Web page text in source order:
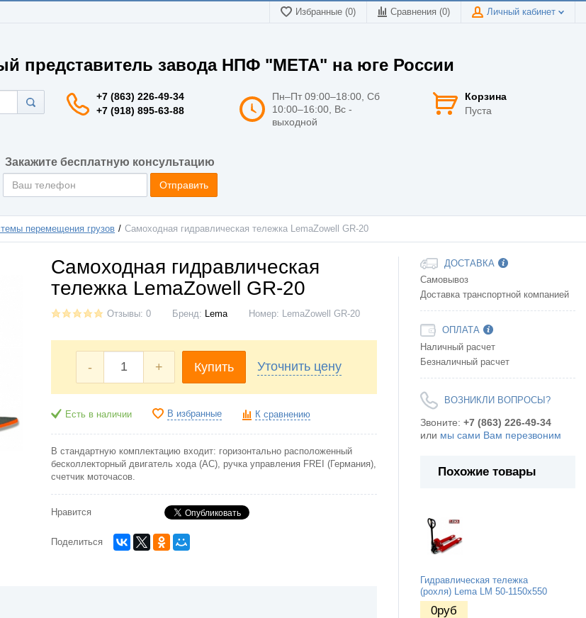
Избранные (0) Сравнения (0) Личный кабинет
представитель завода НПФ "МЕТА" на юге России
+7 (863) 226-49-34
+7 (918) 895-63-88
Пн–Пт 09:00–18:00, Сб
10:00–16:00, Вс -
выходной
Корзина
Пуста
Закажите бесплатную консультацию
Отправить
перемещения грузов Самоходная гидравлическая тележка LemaZowell GR-20
Самоходная гидравлическая
тележка LemaZowell GR-20
Отзывы: 0 Бренд: Lema Номер: LemaZowell GR-20
- + Купить Уточнить цену
Есть в наличии В избранные К сравнению
В стандартную комплектацию входит: горизонтально расположенный
бесколлекторный двигатель хода (АС), ручка управления FREI (Германия),
счетчик моточасов.
Нравится
Поделиться
ДОСТАВКА
Самовывоз
Доставка транспортной компанией
ОПЛАТА
Наличный расчет
Безналичный расчет
ВОЗНИКЛИ ВОПРОСЫ?
Звоните: +7 (863) 226-49-34
или мы сами Вам перезвоним
Похожие товары
Гидравлическая тележка
(рохля) Lema LM 50-1150x550
0руб